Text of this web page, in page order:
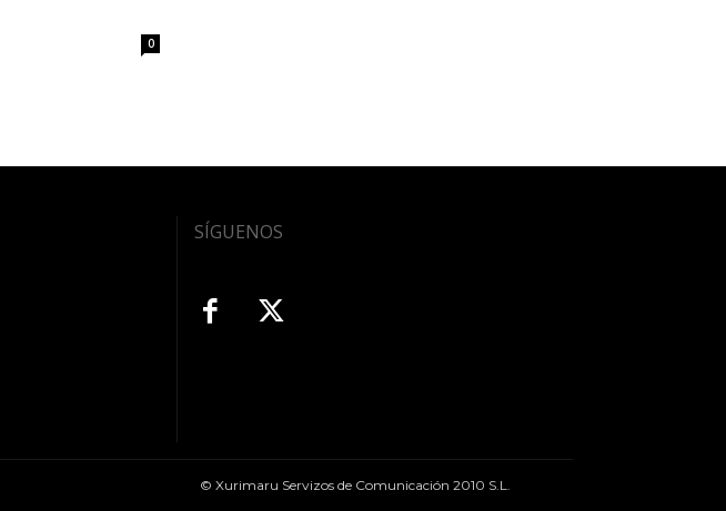
0
SÍGUENOS
© Xurimaru Servizos de Comunicación 2010 S.L.